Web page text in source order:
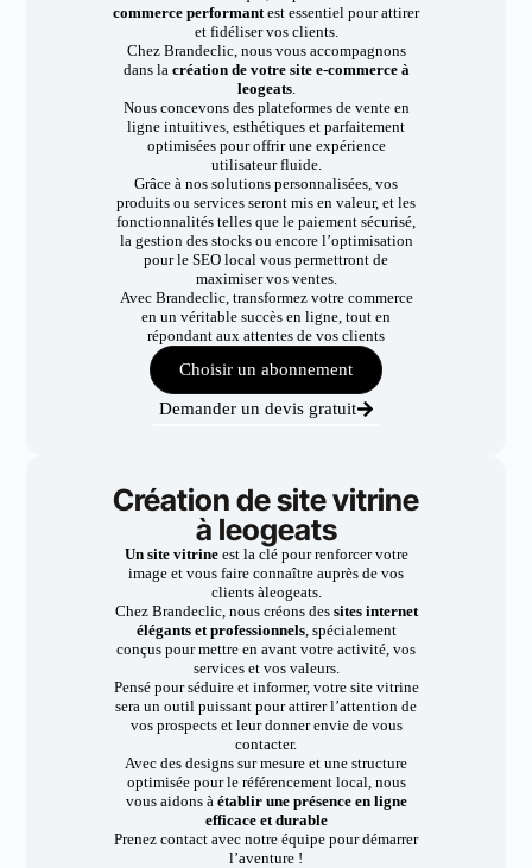
commerce performantest essentiel pour attirer
et fidéliser vos clients.
Chez Brandeclic, nous vous accompagnons
dans la création de votre site e-commerce à
leogeats.
Nous concevons des plateformes de vente en
ligne intuitives, esthétiques et parfaitement
optimisées pour offrir une expérience
utilisateur fluide.
Grâce à nos solutions personnalisées, vos
produits ou services seront mis en valeur, et les
fonctionnalités telles que le paiement sécurisé,
la gestion des stocks ou encore l’optimisation
pour le SEO local vous permettront de
maximiser vos ventes.
Avec Brandeclic, transformez votre commerce
en un véritable succès en ligne, tout en
répondant aux attentes de vos clients
Choisir un abonnement
Demander un devis gratuit
Création de site vitrine
à leogeats
Un site vitrineest la clé pour renforcer votre
image et vous faire connaître auprès de vos
clients àleogeats.
Chez Brandeclic, nous créons dessites internet
élégants et professionnels, spécialement
conçus pour mettre en avant votre activité, vos
services et vos valeurs.
Pensé pour séduire et informer, votre site vitrine
sera un outil puissant pour attirer l’attention de
vos prospects et leur donner envie de vous
contacter.
Avec des designs sur mesure et une structure
optimisée pour le référencement local, nous
vous aidons à établir une présence en ligne
efficace et durable
Prenez contact avec notre équipe pour démarrer
l’aventure !